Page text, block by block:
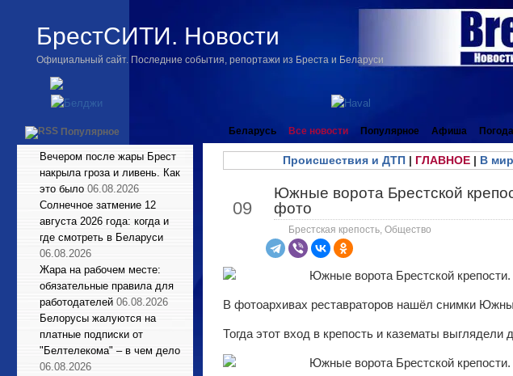
БрестСИТИ. Новости
Официальный сайт. Последние события, репортажи из Бреста и Беларуси
Популярное
Вечером после жары Брест
накрыла гроза и ливень. Как
это было 06.08.2026
Солнечное затмение 12
августа 2026 года: когда и
где смотреть в Беларуси
06.08.2026
Жара на рабочем месте:
обязательные правила для
работодателей 06.08.2026
Белорусы жалуются на
платные подписки от
"Белтелекома" – в чем дело
06.08.2026
Беларусь Все новости Популярное Афиша Погода
Происшествия и ДТП| ГЛАВНОЕ| В
09
Южные ворота Брестской
фото
Брестская крепость Общество
В фотоархивах реставраторов нашёл снимки
Тогда этот вход в крепость и казематы выглядели